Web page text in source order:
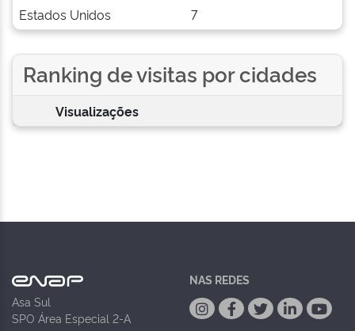
Estados Unidos
7
Ranking de visitas por cidades
Visualizações
Asa Sul
SPO Área Especial 2-A
NAS REDES